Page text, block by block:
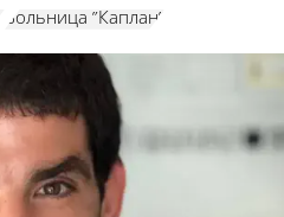
Больница "Каплан"